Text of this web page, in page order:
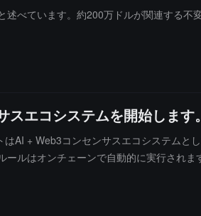
べています。約200万ドルが関連する不
エコシステムを開始します。
AI + Web3コンセンサスエコシステムと
ルはオンチェーンで自動的に実行され
エコシステムデータを継続的に蓄積する